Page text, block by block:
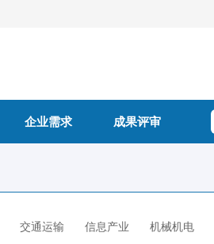
企业需求 成果评审
交通运输 信息产业 机械机电